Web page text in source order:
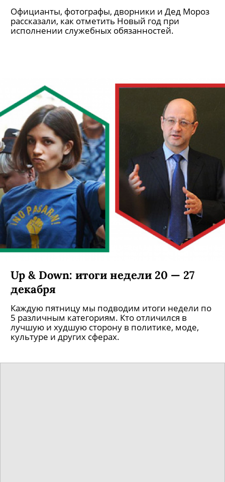
Официанты, фотографы, дворники и Дед Мороз
рассказали, как отметить Новый год при
исполнении служебных обязанностей.
Up & Down: итоги недели 20 — 27
декабря
Каждую пятницу мы подводим итоги недели по
5 различным категориям. Кто отличился в
лучшую и худшую сторону в политике, моде,
культуре и других сферах.